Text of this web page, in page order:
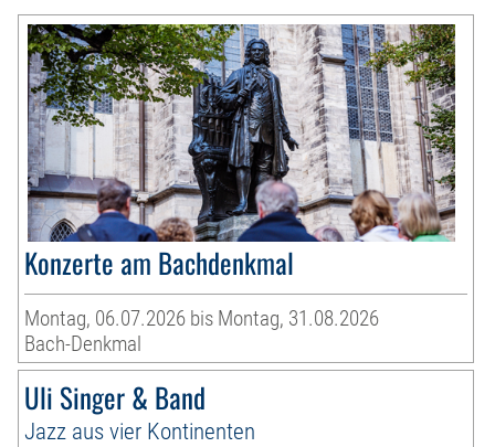
Konzerte am Bachdenkmal
Montag, 06.07.2026 bis Montag, 31.08.2026
Bach-Denkmal
Uli Singer & Band
Jazz aus vier Kontinenten